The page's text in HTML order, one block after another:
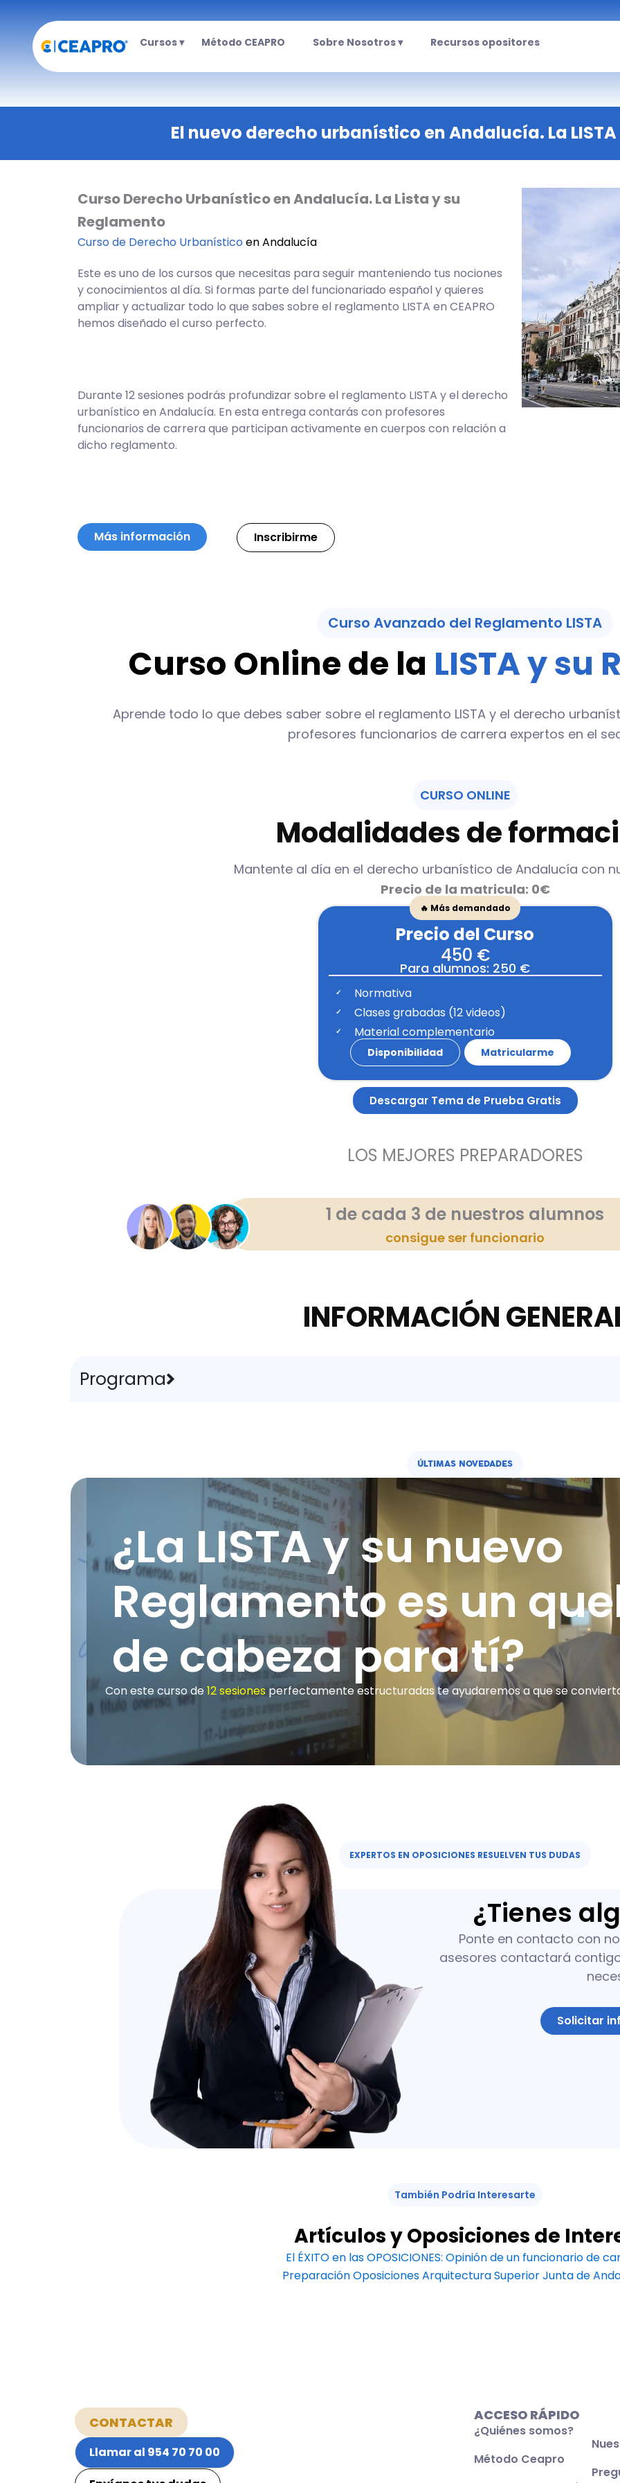
contenido
Cursos ▾ Método CEAPRO Sobre Nosotros ▾ Recursos opositores
El nuevo derecho urbanístico en Andalucía. La
Curso Derecho Urbanístico en Andalucía. La Lista y su
Reglamento
Curso de Derecho Urbanísticoen Andalucía
Este es uno de los cursos que necesitas para seguir manteniendo tus nociones
y conocimientos al día. Si formas parte del funcionariado español y quieres
ampliar y actualizar todo lo que sabes sobre el reglamento LISTA en CEAPRO
hemos diseñado el curso perfecto.
Durante 12 sesiones podrás profundizar sobre el reglamento LISTA y el derecho
urbanístico en Andalucía. En esta entrega contarás con profesores
funcionarios de carrera que participan activamente en cuerpos con relación a
dicho reglamento.
Más información Inscribirme
Curso Avanzado del Reglamento LISTA
Curso Online de la LISTA y su
Aprende todo lo que debes saber sobre el reglamento LISTA y el derecho
profesores funcionarios de carrera expertos en el
CURSO ONLINE
Modalidades de
Mantente al día en el derecho urbanístico de Andalucía con
Precio de la matricula: 0€
🔥 Más demandado
Precio del Curso
450 €
Para alumnos: 250 €
Normativa
Clases grabadas (12 videos)
Material complementario
Disponibilidad Matricularme
Descargar Tema de Prueba Gratis
LOS MEJORES PREPARADORES
1 de cada 3 de nuestros alumnos
consigue ser funcionario
INFORMACIÓN
Programa
ÚLTIMAS NOVEDADES
¿La LISTA y su nuevo
Reglamento es un
de cabeza para tí?
Con este curso de 12 sesionesperfectamente estructuradas te ayudaremos a que se
EXPERTOS EN OPOSICIONES RESUELVEN TUS DUDAS​
¿Tienes
Ponte en contacto con
asesores contactará
Solicitar
También Podría Interesarte
Artículos y Oposiciones de
El ÉXITO en las OPOSICIONES: Opinión de un funcionario de
Preparación Oposiciones Arquitectura Superior Junta de
CONTACTAR
Llamar al 954 70 70 00
ACCESO RÁPIDO
¿Quiénes somos?
Método Ceapro